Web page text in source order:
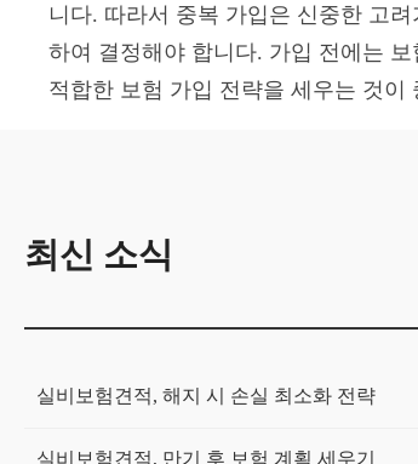
니다. 따라서 중복 가입은 신중한 고
하여 결정해야 합니다. 가입 전에는
적합한 보험 가입 전략을 세우는 것이
최신 소식
실비보험견적, 해지 시 손실 최소화 전략
실비보험견적, 만기 후 보험 계획 세우기